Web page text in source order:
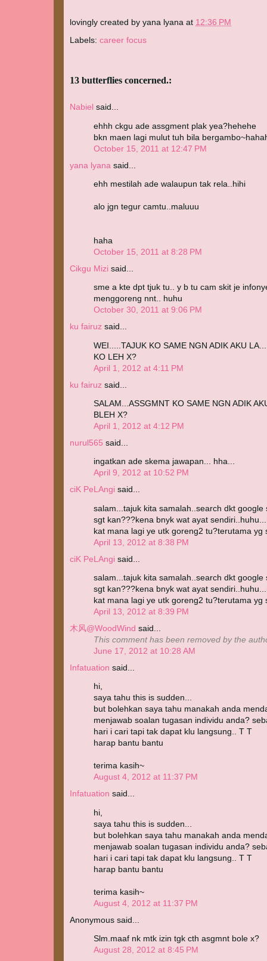
lovingly created byyana lyana at 12:36 PM
Labels:career focus
13 butterflies concerned.:
Nabiel said...
ehhh ckgu ade assgment plak yea?hehehe
bkn maen lagi mulut tuh bila
October 15, 2011 at 12:47 PM
yana lyana said...
ehh mestilah ade walaupun tak rela..hihi
alo jgn tegur camtu..maluuu
haha
October 15, 2011 at 8:28 PM
Cikgu Mizi said...
sme a kte dpt tjuk tu.. y b tu cam skit je
menggoreng nnt.. huhu
October 30, 2011 at 9:06 PM
ku fairuz said...
WEI.....TAJUK KO SAME NGN ADIK AKU
KO LEH X?
April 1, 2012 at 4:11 PM
ku fairuz said...
SALAM...ASSGMNT KO SAME NGN ADIK
BLEH X?
April 1, 2012 at 4:12 PM
nurul565 said...
ingatkan ade skema jawapan... hha...
April 9, 2012 at 10:52 PM
ciK PeLAngi said...
salam...tajuk kita samalah..search dkt google
sgt kan???kena bnyk wat ayat
kat mana lagi ye utk goreng2 tu?terutama yg
April 13, 2012 at 8:38 PM
ciK PeLAngi said...
salam...tajuk kita samalah..search dkt google
sgt kan???kena bnyk wat ayat
kat mana lagi ye utk goreng2 tu?terutama yg
April 13, 2012 at 8:39 PM
木风@WoodWind said...
This comment has been removed by the
June 17, 2012 at 10:28 AM
Infatuation said...
hi,
saya tahu this is sudden...
but bolehkan saya tahu manakah anda
menjawab soalan tugasan individu anda?
hari i cari tapi tak dapat klu langsung.. T T
harap bantu bantu
terima kasih~
August 4, 2012 at 11:37 PM
Infatuation said...
hi,
saya tahu this is sudden...
but bolehkan saya tahu manakah anda
menjawab soalan tugasan individu anda?
hari i cari tapi tak dapat klu langsung.. T T
harap bantu bantu
terima kasih~
August 4, 2012 at 11:37 PM
Anonymous said...
Slm.maaf nk mtk izin tgk cth asgmnt bole x?
August 28, 2012 at 8:45 PM